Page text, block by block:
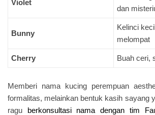
Violet
dan
Bunny
Kelinci
melompat
Cherry Buah ceri,
Memberi nama kucing perempuan
formalitas, melainkan bentuk kasih sayang
ragu berkonsultasi nama dengan tim